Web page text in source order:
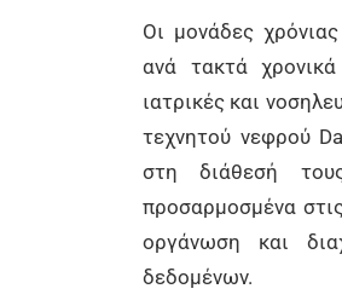
Οι μονάδες
ανά τακτά χρονικά
ιατρικές και
τεχνητού νεφρού
στη διάθεσή
προσαρμοσμένα
οργάνωση και
δεδομένων.